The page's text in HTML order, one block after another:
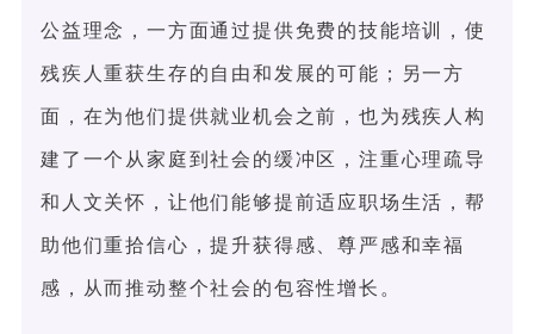
公益理念，一方面通过提供免费的技能培训，使
残疾人重获生存的自由和发展的可能；另一方
面，在为他们提供就业机会之前，也为残疾人构
建了一个从家庭到社会的缓冲区，注重心理疏导
和人文关怀，让他们能够提前适应职场生活，帮
助他们重拾信心，提升获得感、尊严感和幸福
感，从而推动整个社会的包容性增长。